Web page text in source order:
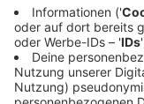
kennenlernt, wird
Mordfall
getroffen von
Haus. Die Polizei
McLanahan